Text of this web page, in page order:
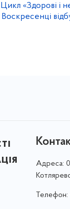
Цикл «Здорові і
Воскресенці
Адреса:
Телефон: